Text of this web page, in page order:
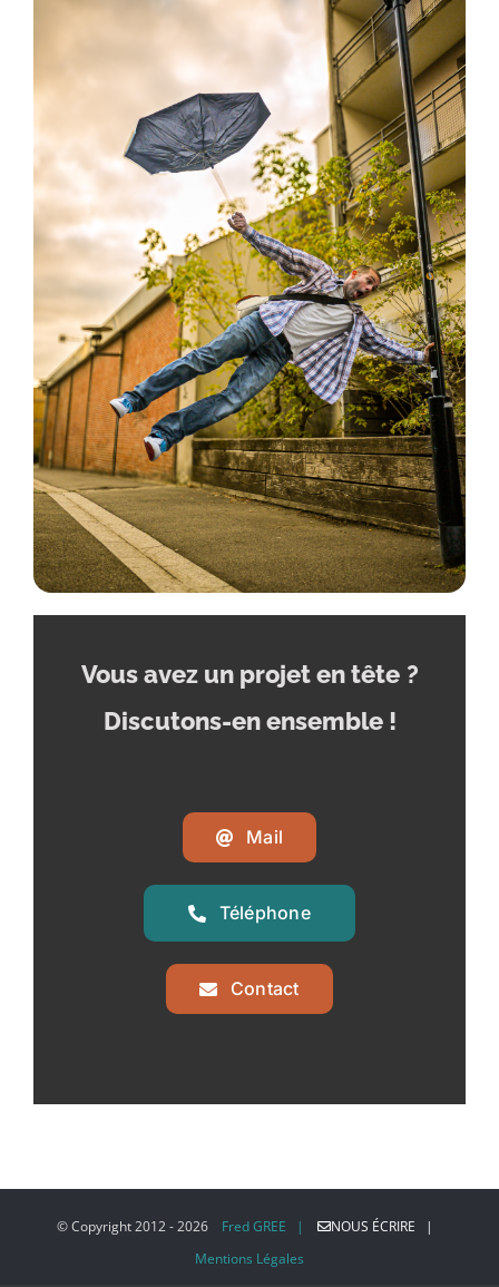
Vous avez un projet en tête ?
Discutons-en ensemble !
Mail
Téléphone
Contact
© Copyright 2012 -2026 Fred GREE |
NOUS ÉCRIRE |
Mentions Légales